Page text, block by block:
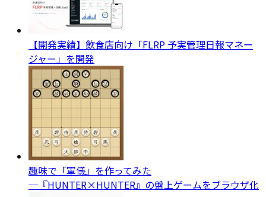
【開発実績】飲食店向け「FLRP 予実管理日報マネー
ジャー」を開発
趣味で「軍儀」を作ってみた
─『HUNTER×HUNTER』の盤上ゲームをブラウザ化